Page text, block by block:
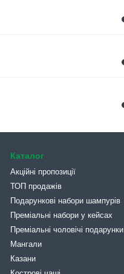
Каталог
Акційні пропозиції
ТОП продажів
Подарункові набори шампурів
Преміальні набори у кейсах
Преміальні чоловічі подарунки
Мангали
Казани